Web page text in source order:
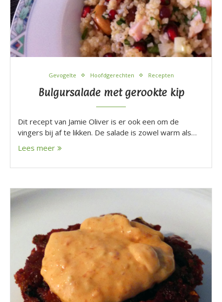
Gevogelte Hoofdgerechten Recepten
Bulgursalade met gerookte kip
Dit recept van Jamie Oliver is er ook een om de
vingers bij af te likken. De salade is zowel warm als…
Lees meer